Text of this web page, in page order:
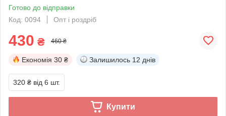
Готово до відправки
Код: 0094
Опт і роздріб
430 ₴ 460 ₴
Економія 30 ₴ Залишилось 12 днів
320 ₴ від 6 шт.
Купити